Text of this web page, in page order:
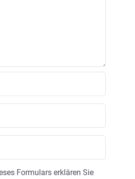
Formulars erklären Sie